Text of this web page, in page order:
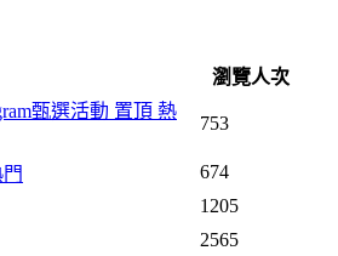
瀏覽人次
甄選活動 置頂 熱
753
674
1205
2565